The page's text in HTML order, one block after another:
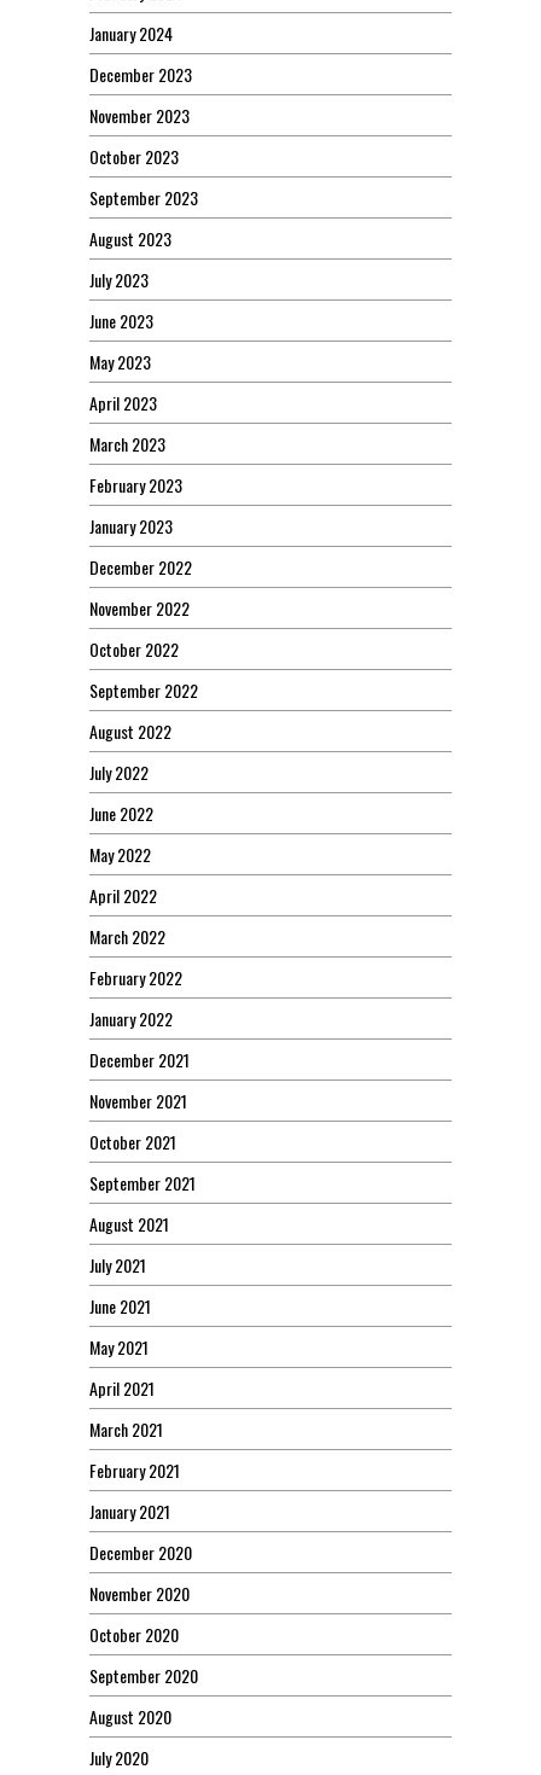
January 2024
December 2023
November 2023
October 2023
September 2023
August 2023
July 2023
June 2023
May 2023
April 2023
March 2023
February 2023
January 2023
December 2022
November 2022
October 2022
September 2022
August 2022
July 2022
June 2022
May 2022
April 2022
March 2022
February 2022
January 2022
December 2021
November 2021
October 2021
September 2021
August 2021
July 2021
June 2021
May 2021
April 2021
March 2021
February 2021
January 2021
December 2020
November 2020
October 2020
September 2020
August 2020
July 2020